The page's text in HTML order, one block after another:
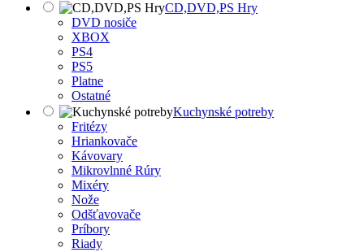
CD,DVD,PS Hry
DVD nosiče
XBOX
PS4
PS5
Platne
Ostatné
Kuchynské potreby
Fritézy
Hriankovače
Kávovary
Mikrovlnné Rúry
Mixéry
Nože
Odšťavovače
Príbory
Riady